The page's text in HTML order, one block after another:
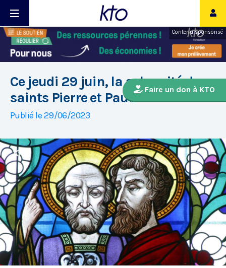
Contenu sponsorisé
Faire un don à KTO
Ce jeudi 29 juin, la solennité des
saints Pierre et Paul
Publié le 29/06/2023